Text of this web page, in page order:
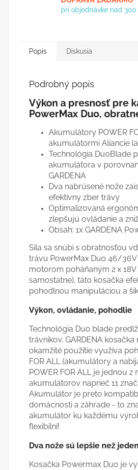
pri objednávke nad
Popis Diskusia
Podrobný popis
Výkon a presnosť pre
PowerMax Duo,
Akumulátory POWER
akumulátormi Aliancie
Technológia DuoBlade
akumulátora v
GARDENA
Dva nabrúsené nože
efektívny zber trávy
Optimalizovaná
zlepšujú ovládanie a
Obsah: 1x GARDENA
Sila sa snúbi s obratnosťou
trávu PowerMax Duo 46/
motorom poháňaným 2 x
samostatne), táto kosačka
pohodlnou manipuláciou a
Výkon, ovládanie, pohodlie
Technológia Duo blade
trávnikov. GARDENA
okamžité použitie využíva
FOR ALL (akumulátory a
POWER FOR ALL je jednou
akumulátorov naprieč 11
Akumulátor je preto
domácnosti a záhrade - to
akumulátor ku každému
flexibilní!
Dva nože sú lepšie než jeden
Kosačka Powermax Duo je